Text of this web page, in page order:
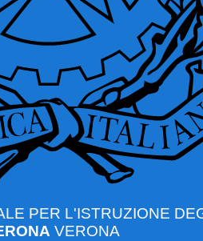
PER L'ISTRUZIONE
VERONA